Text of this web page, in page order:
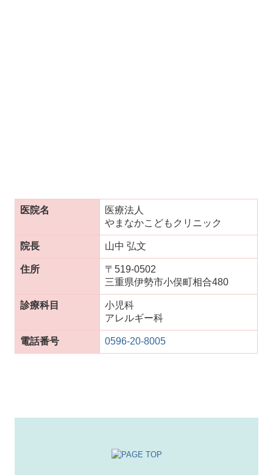
医院名
医療法人
やまなかこどもクリニック
院長 山中 弘文
住所
〒519-0502
三重県伊勢市小俣町相合480
診療科目
小児科
アレルギー科
電話番号 0596-20-8005